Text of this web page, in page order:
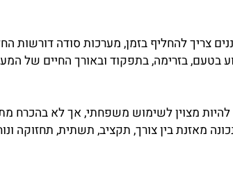
לחשוב מראש איפה המערכת תעמוד, מי
בתפקוד ובאורך החיים של